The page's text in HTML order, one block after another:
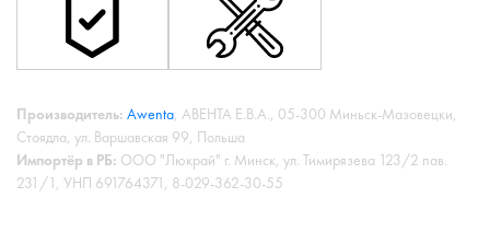
Производитель: Awenta , АВЕНТА Е.В.А., 05-300 Миньск-Мазовецки,
Стоядла, ул. Варшавская 99, Польша
Импортёр в РБ: ООО "Люкрай" г. Минск, ул. Тимирязева 123/2 пав.
231/1, УНП 691764371, 8-029-362-30-55